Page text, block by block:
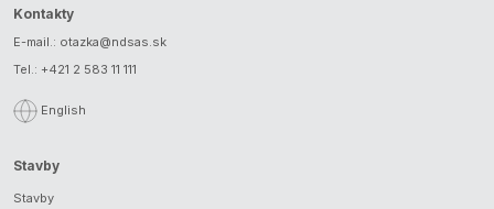
Kontakty
E-mail.: otazka@ndsas.sk
Tel.: +421 2 583 11 111
English
Stavby
Stavby